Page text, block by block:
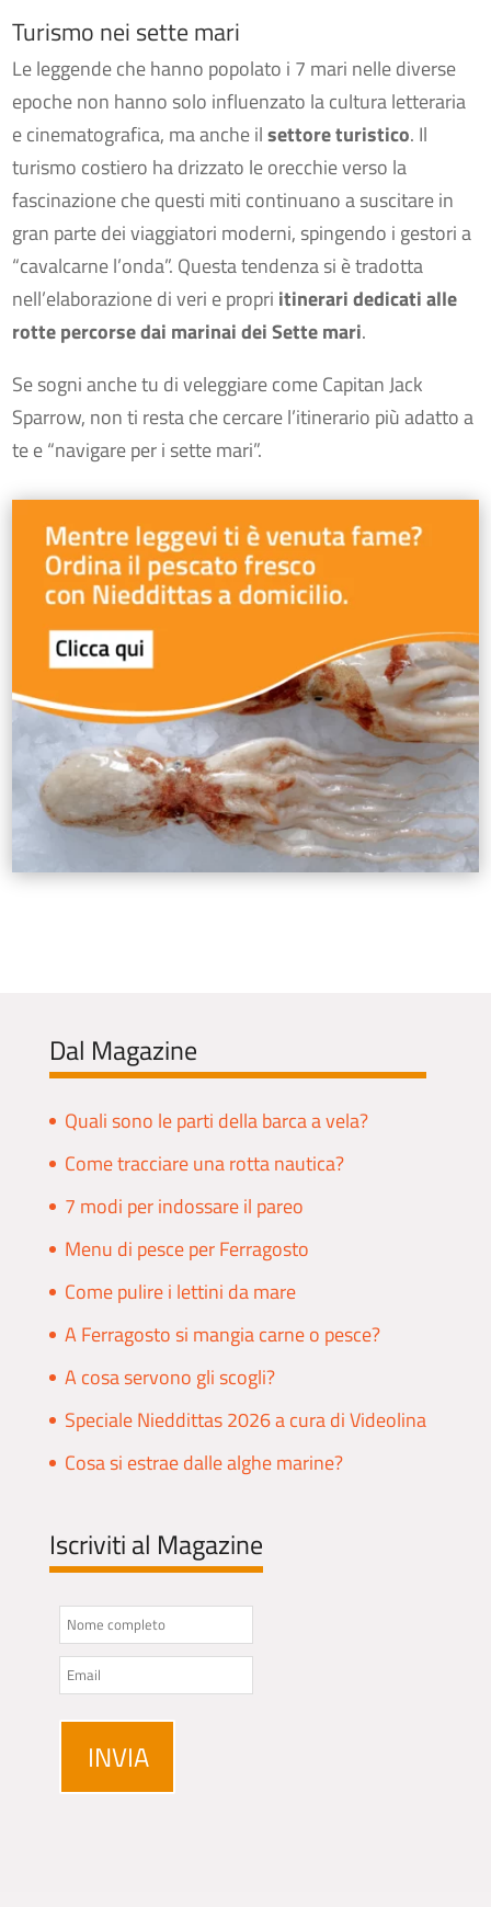
Turismo nei sette mari
Le leggende che hanno popolato i 7 mari nelle diverse
epoche non hanno solo influenzato la cultura letteraria
e cinematografica, ma anche ilsettore turistico. Il
turismo costiero ha drizzato le orecchie verso la
fascinazione che questi miti continuano a suscitare in
gran parte dei viaggiatori moderni, spingendo i gestori a
“cavalcarne l’onda”. Questa tendenza si è tradotta
nell’elaborazione di veri e propri itinerari dedicati alle
rotte percorse dai marinai dei Sette mari.
Se sogni anche tu di veleggiare come Capitan Jack
Sparrow, non ti resta che cercare l’itinerario più adatto a
te e “navigare per i sette mari”.
Dal Magazine
Quali sono le parti della barca a vela?
Come tracciare una rotta nautica?
7 modi per indossare il pareo
Menu di pesce per Ferragosto
Come pulire i lettini da mare
A Ferragosto si mangia carne o pesce?
A cosa servono gli scogli?
Speciale Nieddittas 2026 a cura di Videolina
Cosa si estrae dalle alghe marine?
Iscriviti al Magazine